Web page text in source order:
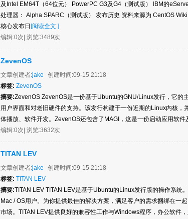
及Intel EM64T（64位元） PowerPC G3及G4（测试版） IBM的
处理器： Alpha SPARC（测试版） 发布历史 资料来源为 CentOS
核心发布日 [阅读全文:]
编辑:0次 | 浏览:3489次
ZevenOS
文章创建者:jake 创建时间:09-15 21:18
标签: ZevenOS
摘要:ZevenOS ZevenOS是一份基于Ubuntu的GNU/Linux发行，它的
用户界面和对老旧硬件的支持。该发行构建于一份近期的Linux内核
体播放、软件开发。ZevenOS还包含了MAGI，这是一份启动应用软件
编辑:0次 | 浏览:3632次
TITAN LEV
文章创建者:jake 创建时间:09-15 21:18
标签: TITAN LEV
摘要:TITAN LEV TITAN LEV是基于Ubuntu的Linux发行版的操作系统
Mac / OS用户。为你提供最佳的解决方案，满足客户的需求捆绑在一
市场。TITAN LEV提供良好的兼容性工作与Windows程序，办公软件